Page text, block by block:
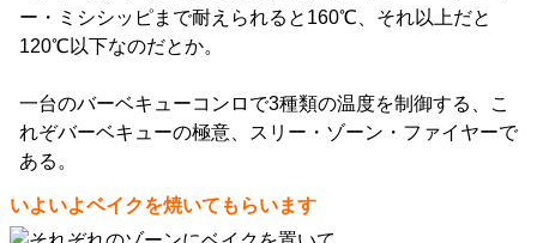
ー・ミシシッピまで耐えられると160℃、それ以上だと
120℃以下なのだとか。
一台のバーベキューコンロで3種類の温度を制御する、こ
れぞバーベキューの極意、スリー・ゾーン・ファイヤーで
ある。
いよいよベイクを焼いてもらいます